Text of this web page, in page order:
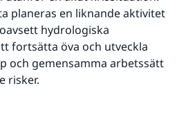
planeras en liknande aktivitet
hydrologiska
fortsätta öva och utveckla
och gemensamma arbetssätt
risker.